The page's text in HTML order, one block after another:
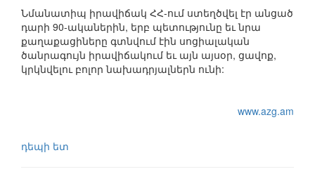
Նմանատիպ իրավիճակ ՀՀ-ում ստեղծվել էր անցած
դարի 90-ականերին, երբ պետությունը եւ նրա
քաղաքացիները գտնվում էին սոցիալական
ծանրագույն իրավիճակում եւ այն այսօր, ցավոք,
կրկնվելու բոլոր նախադրյալներն ունի:
www.azg.am
դեպի ետ